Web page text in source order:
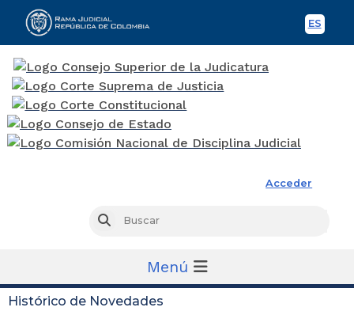
ES
Acceder
Buscar
Menú
Histórico de Novedades